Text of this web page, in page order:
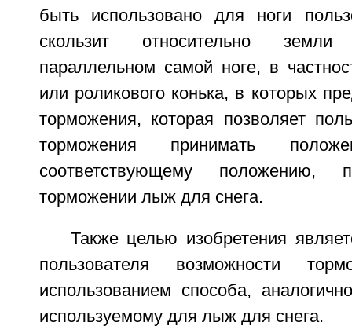
быть использовано для ноги
скользит относительно
параллельном самой ноге, в
или роликового конька, в которых
торможения, которая позволяет
торможения принимать
соответствующему положению,
торможении лыж для снега.
Также целью изобретения
пользователя возможности
использованием способа,
используемому для лыж для снега.